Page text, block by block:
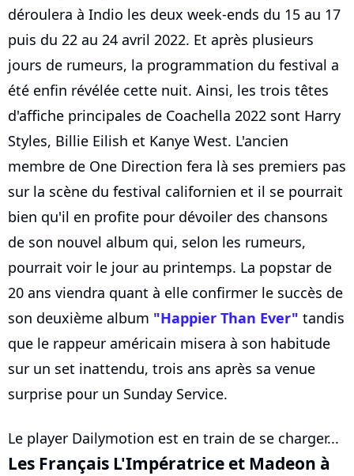
déroulera à Indio les deux week-ends du 15 au 17
puis du 22 au 24 avril 2022. Et après plusieurs
jours de rumeurs, la programmation du festival a
été enfin révélée cette nuit. Ainsi, les trois têtes
d'affiche principales de Coachella 2022 sont Harry
Styles, Billie Eilish et Kanye West. L'ancien
membre de One Direction fera là ses premiers pas
sur la scène du festival californien et il se pourrait
bien qu'il en profite pour dévoiler des chansons
de son nouvel album qui, selon les rumeurs,
pourrait voir le jour au printemps. La popstar de
20 ans viendra quant à elle confirmer le succès de
son deuxième album "Happier Than Ever" tandis
que le rappeur américain misera à son habitude
sur un set inattendu, trois ans après sa venue
surprise pour un Sunday Service.
Le player Dailymotion est en train de se charger...
Les Français L'Impératrice et Madeon à